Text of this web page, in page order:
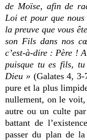
de Moïse, afin de
Loi et pour que
la preuve que vous
son Fils dans nos
c’est-à-dire : Père !
puisque tu es fils,
Dieu » (Galates 4,
pure et la plus
nullement, on le
autre ou un culte
battant de
passer du plan de